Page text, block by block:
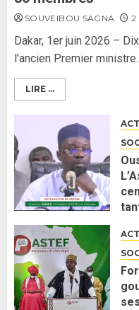
SOUVEIBOU SAGNA 2
Dakar, 1er juin 2026 –
l’ancien Premier
LIRE ...
2